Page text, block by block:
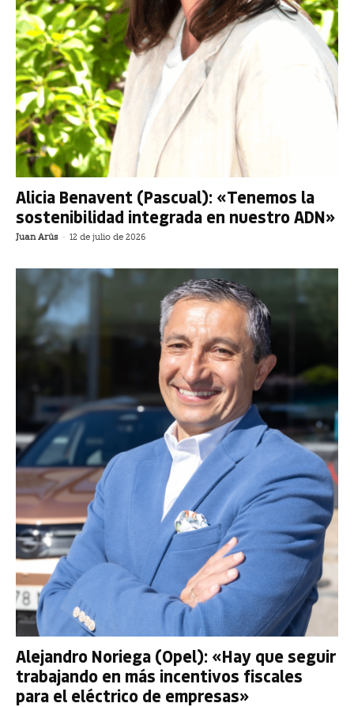
Alicia Benavent (Pascual): «Tenemos la
sostenibilidad integrada en nuestro ADN»
Juan Arús - 12 de julio de 2026
Alejandro Noriega (Opel): «Hay que seguir
trabajando en más incentivos fiscales
para el eléctrico de empresas»